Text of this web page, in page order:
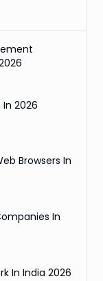
In 2026
Browsers In
In
In India 2026